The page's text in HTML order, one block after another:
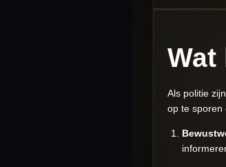
Als politie
op te sporen